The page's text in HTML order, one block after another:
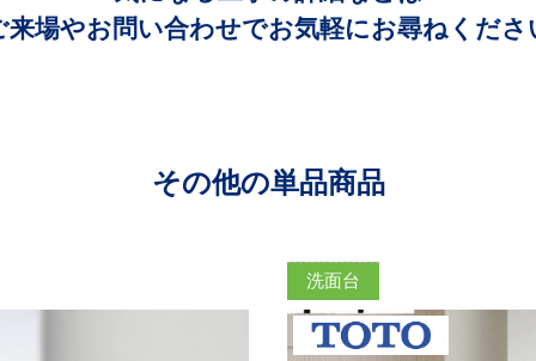
来場やお問い合わせでお気軽にお尋ねくださ
その他の単品商品
洗面台